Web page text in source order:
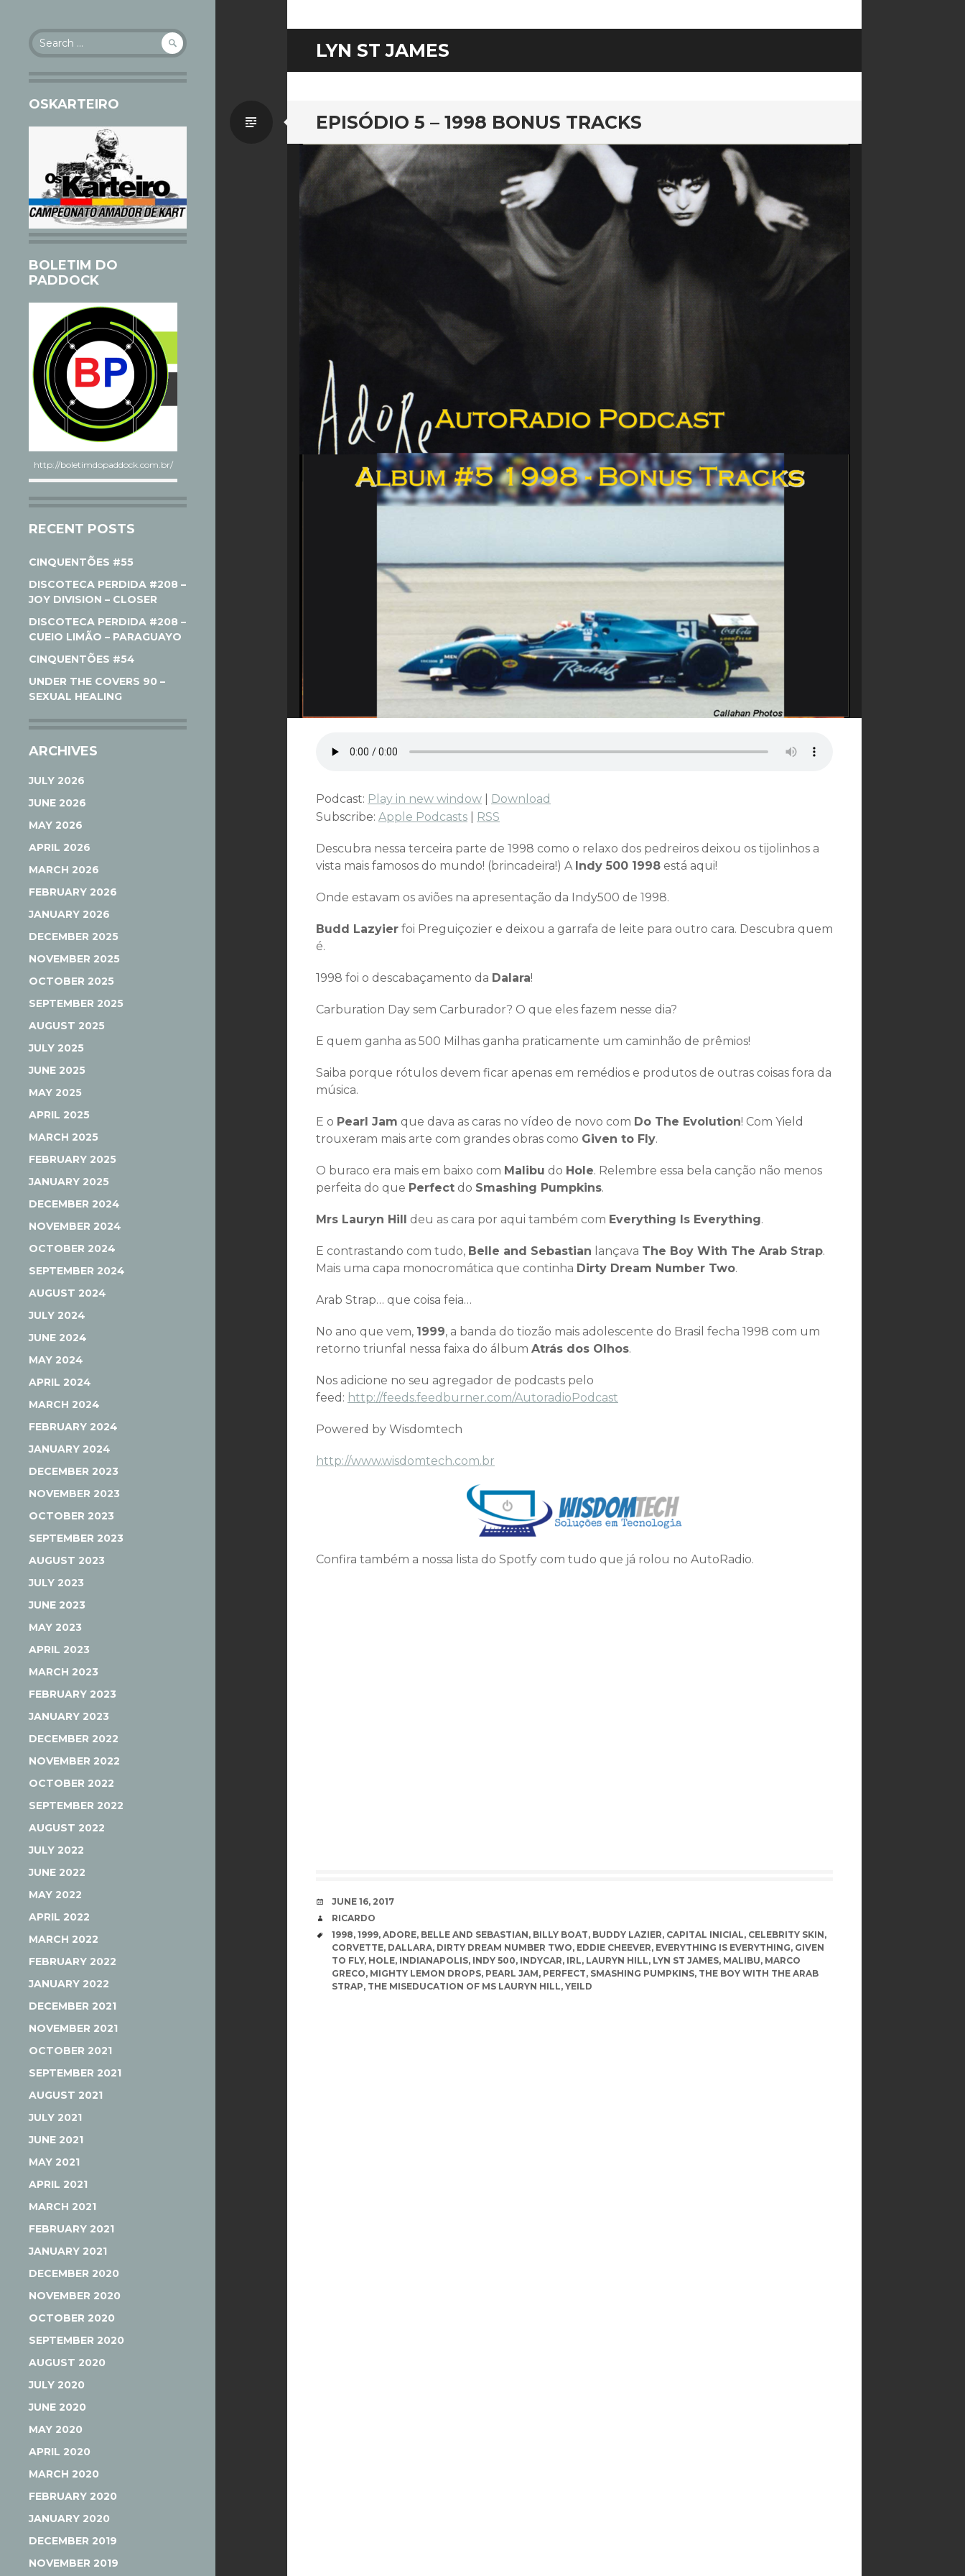
Search
for:
OSKARTEIRO
BOLETIM DO
PADDOCK
http://boletimdopaddock.com.br/
RECENT POSTS
CINQUENTÕES #55
DISCOTECA PERDIDA #208 –
JOY DIVISION – CLOSER
DISCOTECA PERDIDA #208 –
CUEIO LIMÃO – PARAGUAYO
CINQUENTÕES #54
UNDER THE COVERS 90 –
SEXUAL HEALING
ARCHIVES
JULY 2026
JUNE 2026
MAY 2026
APRIL 2026
MARCH 2026
FEBRUARY 2026
JANUARY 2026
DECEMBER 2025
NOVEMBER 2025
OCTOBER 2025
SEPTEMBER 2025
AUGUST 2025
JULY 2025
JUNE 2025
MAY 2025
APRIL 2025
MARCH 2025
FEBRUARY 2025
JANUARY 2025
DECEMBER 2024
NOVEMBER 2024
OCTOBER 2024
SEPTEMBER 2024
AUGUST 2024
JULY 2024
JUNE 2024
MAY 2024
APRIL 2024
MARCH 2024
FEBRUARY 2024
JANUARY 2024
DECEMBER 2023
NOVEMBER 2023
OCTOBER 2023
SEPTEMBER 2023
AUGUST 2023
JULY 2023
JUNE 2023
MAY 2023
APRIL 2023
MARCH 2023
FEBRUARY 2023
JANUARY 2023
DECEMBER 2022
NOVEMBER 2022
OCTOBER 2022
SEPTEMBER 2022
AUGUST 2022
JULY 2022
JUNE 2022
MAY 2022
APRIL 2022
MARCH 2022
FEBRUARY 2022
JANUARY 2022
DECEMBER 2021
NOVEMBER 2021
OCTOBER 2021
SEPTEMBER 2021
AUGUST 2021
JULY 2021
JUNE 2021
MAY 2021
APRIL 2021
MARCH 2021
FEBRUARY 2021
JANUARY 2021
DECEMBER 2020
NOVEMBER 2020
OCTOBER 2020
SEPTEMBER 2020
AUGUST 2020
JULY 2020
JUNE 2020
MAY 2020
APRIL 2020
MARCH 2020
FEBRUARY 2020
JANUARY 2020
DECEMBER 2019
NOVEMBER 2019
LYN ST JAMES
EPISÓDIO 5 – 1998 BONUS TRACKS
Standard
Podcast: Play in new window
Download
Subscribe: Apple Podcasts RSS
Descubra nessa terceira parte de 1998 como o relaxo dos pedreiros deixou os tijolinhos a
vista mais famosos do mundo! (brincadeira!) A Indy 500 1998 está aqui!
Onde estavam os aviões na apresentação da Indy500 de 1998.
Budd Lazyier foi Preguiçozier e deixou a garrafa de leite para outro cara. Descubra quem
é.
1998 foi o descabaçamento da Dalara!
Carburation Day sem Carburador? O que eles fazem nesse dia?
E quem ganha as 500 Milhas ganha praticamente um caminhão de prêmios!
Saiba porque rótulos devem ficar apenas em remédios e produtos de outras coisas fora da
música.
E o Pearl Jam que dava as caras no vídeo de novo com Do The Evolution! Com Yield
trouxeram mais arte com grandes obras como Given to Fly.
O buraco era mais em baixo com Malibu do Hole. Relembre essa bela canção não menos
perfeita do que Perfect do Smashing Pumpkins.
Mrs Lauryn Hill deu as cara por aqui também com Everything Is Everything.
E contrastando com tudo, Belle and Sebastian lançava The Boy With The Arab Strap.
Mais uma capa monocromática que continha Dirty Dream Number Two.
Arab Strap… que coisa feia…
No ano que vem, 1999, a banda do tiozão mais adolescente do Brasil fecha 1998 com um
retorno triunfal nessa faixa do álbum Atrás dos Olhos.
Nos adicione no seu agregador de podcasts pelo
feed: http://feeds.feedburner.com/AutoradioPodcast
Powered by Wisdomtech
http://www.wisdomtech.com.br
Confira também a nossa lista do Spotfy com tudo que já rolou no AutoRadio.
DATE
JUNE 16, 2017
AUTHOR
RICARDO
TAGS
1998, 1999, ADORE, BELLE AND SEBASTIAN, BILLY BOAT, BUDDY LAZIER, CAPITAL INICIAL, CELEBRITY SKIN,
CORVETTE, DALLARA, DIRTY DREAM NUMBER TWO, EDDIE CHEEVER, EVERYTHING IS EVERYTHING, GIVEN
TO FLY, HOLE, INDIANAPOLIS, INDY 500, INDYCAR, IRL, LAURYN HILL, LYN ST JAMES, MALIBU, MARCO
GRECO, MIGHTY LEMON DROPS, PEARL JAM, PERFECT, SMASHING PUMPKINS, THE BOY WITH THE ARAB
STRAP, THE MISEDUCATION OF MS LAURYN HILL, YEILD